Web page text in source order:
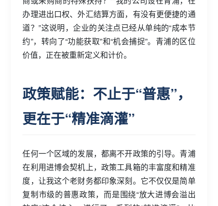
办理进出口权、外汇结算方面，有没有更便捷的通
道？”这说明，企业的关注点已经从单纯的“成本节
约”，转向了“功能获取”和“机会捕捉”。青浦的区位
价值，正在被重新定义和计价。
政策赋能：不止于“普惠”，
更在于“精准滴灌”
任何一个区域的发展，都离不开政策的引导。青浦
在利用进博会契机上，政策工具箱的丰富度和精准
度，让我这个老财务都印象深刻。它不仅仅是简单
复制市级的普惠政策，而是围绕“放大进博会溢出